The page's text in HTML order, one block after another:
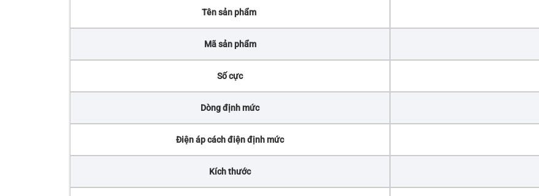
Tên sản phẩm
Mã sản phẩm
Số cực
Dòng định mức
Điện áp cách điện định mức
Kích thước